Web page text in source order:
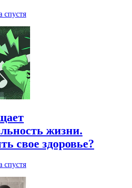
спустя
жизни.
свое здоровье?
спустя